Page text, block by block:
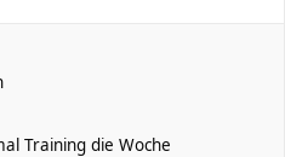
Training die Woche